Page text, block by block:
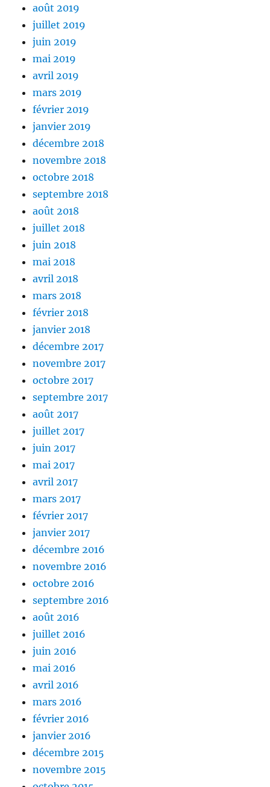
août 2019
juillet 2019
juin 2019
mai 2019
avril 2019
mars 2019
février 2019
janvier 2019
décembre 2018
novembre 2018
octobre 2018
septembre 2018
août 2018
juillet 2018
juin 2018
mai 2018
avril 2018
mars 2018
février 2018
janvier 2018
décembre 2017
novembre 2017
octobre 2017
septembre 2017
août 2017
juillet 2017
juin 2017
mai 2017
avril 2017
mars 2017
février 2017
janvier 2017
décembre 2016
novembre 2016
octobre 2016
septembre 2016
août 2016
juillet 2016
juin 2016
mai 2016
avril 2016
mars 2016
février 2016
janvier 2016
décembre 2015
novembre 2015